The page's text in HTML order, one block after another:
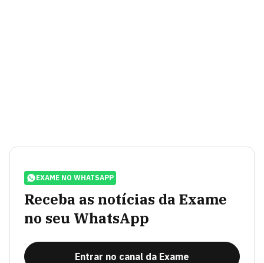
EXAME NO WHATSAPP
Receba as notícias da Exame
no seu WhatsApp
Entrar no canal da Exame